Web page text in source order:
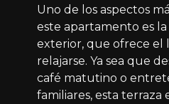
Uno de los aspectos
este apartamento es
exterior, que ofrece el
relajarse. Ya sea que
café matutino o
familiares, esta